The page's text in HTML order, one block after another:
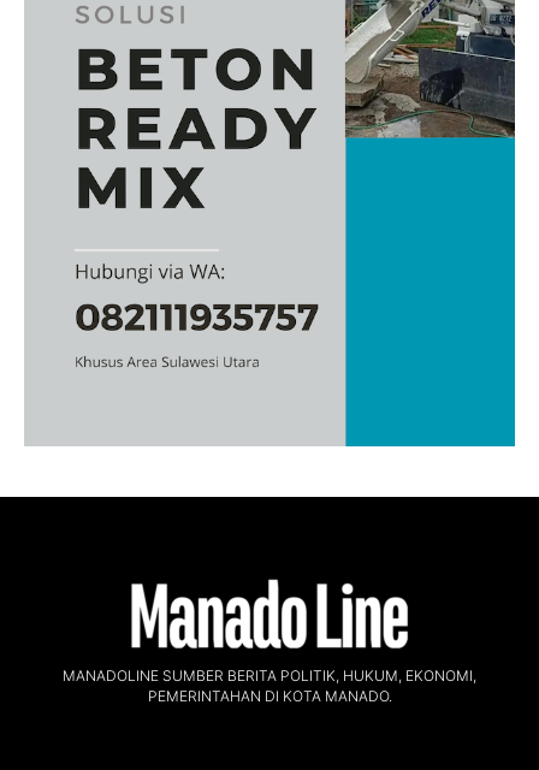
MANADOLINE SUMBER BERITA POLITIK, HUKUM, EKONOMI,
PEMERINTAHAN DI KOTA MANADO.